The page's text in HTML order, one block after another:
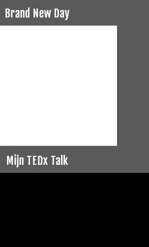
Brand New Day
Mijn TEDx Talk